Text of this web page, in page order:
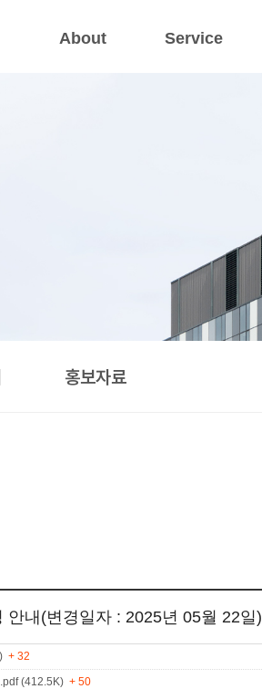
About Service
홍보자료
내(변경일자 : 2025년 05월 22일)
+ 32
(412.5K) + 50